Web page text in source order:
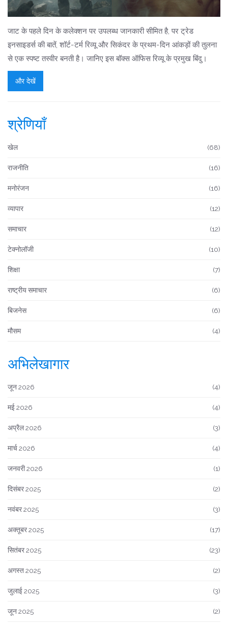
जाट के पहले दिन के कलेक्शन पर उपलब्ध जानकारी सीमित है, पर ट्रेड
इनसाइडर्स की बातें, शॉर्ट-टर्म रिव्यू और सिकंदर के प्रथम-दिन आंकड़ों की तुलना
से एक स्पष्ट तस्वीर बनती है। जानिए इस बॉक्स ऑफिस रिव्यू के प्रमुख बिंदु।
और देखें
श्रेणियाँ
खेल (68)
राजनीति (16)
मनोरंजन (16)
व्यापार (12)
समाचार (12)
टेक्नोलॉजी (10)
शिक्षा (7)
राष्ट्रीय समाचार (6)
बिजनेस (6)
मौसम (4)
अभिलेखागार
जून 2026 (4)
मई 2026 (4)
अप्रैल 2026 (3)
मार्च 2026 (4)
जनवरी 2026 (1)
दिसंबर 2025 (2)
नवंबर 2025 (3)
अक्तूबर 2025 (17)
सितंबर 2025 (23)
अगस्त 2025 (2)
जुलाई 2025 (3)
जून 2025 (2)